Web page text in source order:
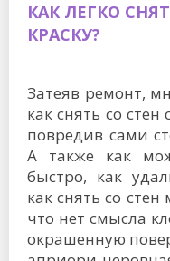
КАК ЛЕГКО
КРАСКУ?
Затеяв ремонт,
как снять со
повредив сами
А также как
быстро, как
как снять со
что нет смысла
окрашенную